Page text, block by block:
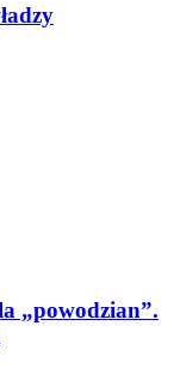
„powodzian”.